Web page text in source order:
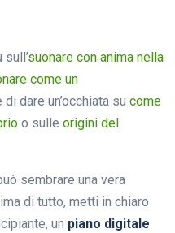
suonare con anima nella
come un
dare un’occhiata su come
o sulle origini del
sembrare una vera
di tutto, metti in chiaro
un piano digitale